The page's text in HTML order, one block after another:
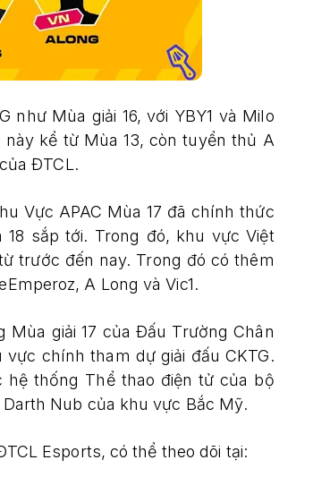
như Mùa giải 16, với YBY1 và Milo
kể từ Mùa 13, còn tuyển thủ A
ĐTCL.
Vực APAC Mùa 17 đã chính thức
sắp tới. Trong đó, khu vực Việt
trước đến nay. Trong đó có thêm
A Long và Vic1.
Mùa giải 17 của Đấu Trường Chân
chính tham dự giải đấu CKTG.
thống Thể thao điện tử của bộ
Nub của khu vực Bắc Mỹ.
Esports, có thể theo dõi tại: